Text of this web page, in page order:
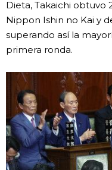
Dieta, Takaichi obtuvo
Nippon Ishin no Kai y
superando así la
primera ronda.